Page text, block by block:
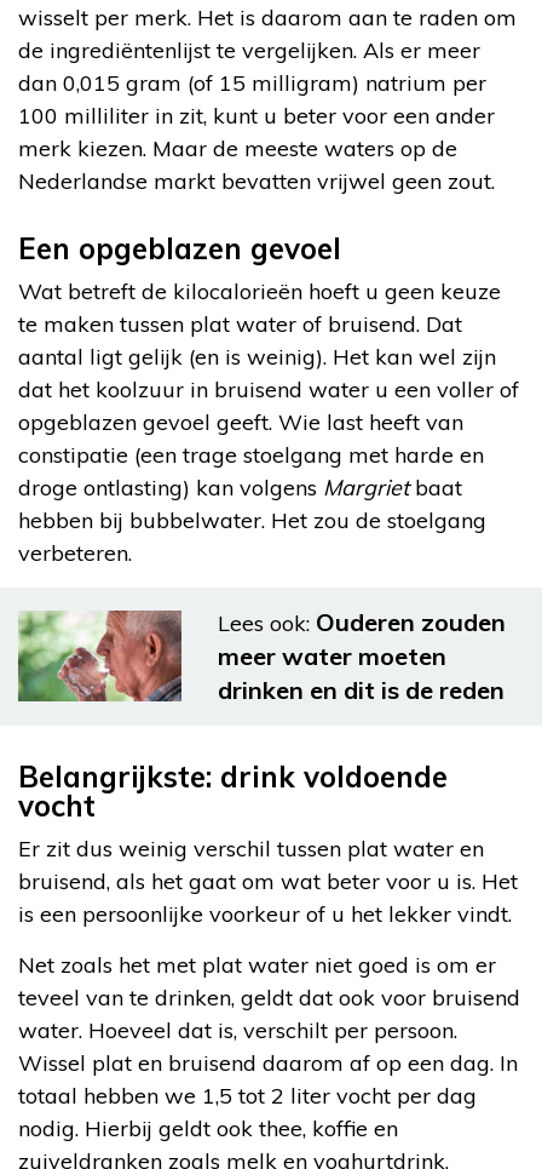
wisselt per merk. Het is daarom aan te raden om
de ingrediëntenlijst te vergelijken. Als er meer
dan 0,015 gram (of 15 milligram) natrium per
100 milliliter in zit, kunt u beter voor een ander
merk kiezen. Maar de meeste waters op de
Nederlandse markt bevatten vrijwel geen zout.
Een opgeblazen gevoel
Wat betreft de kilocalorieën hoeft u geen keuze
te maken tussen plat water of bruisend. Dat
aantal ligt gelijk (en is weinig). Het kan wel zijn
dat het koolzuur in bruisend water u een voller of
opgeblazen gevoel geeft. Wie last heeft van
constipatie (een trage stoelgang met harde en
droge ontlasting) kan volgens Margrietbaat
hebben bij bubbelwater. Het zou de stoelgang
verbeteren.
Lees ook: Ouderen zouden
meer water moeten
drinken en dit is de reden
Belangrijkste: drink voldoende
vocht
Er zit dus weinig verschil tussen plat water en
bruisend, als het gaat om wat beter voor u is. Het
is een persoonlijke voorkeur of u het lekker vindt.
Net zoals het met plat water niet goed is om er
teveel van te drinken, geldt dat ook voor bruisend
water. Hoeveel dat is, verschilt per persoon.
Wissel plat en bruisend daarom af op een dag. In
totaal hebben we 1,5 tot 2 liter vocht per dag
nodig. Hierbij geldt ook thee, koffie en
zuiveldranken zoals melk en yoghurtdrink.